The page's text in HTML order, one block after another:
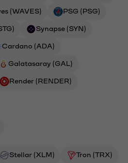
(WAVES) PSG (PSG)
Synapse (SYN)
Cardano (ADA)
Galatasaray (GAL)
Render (RENDER)
Stellar (XLM) Tron (TRX)